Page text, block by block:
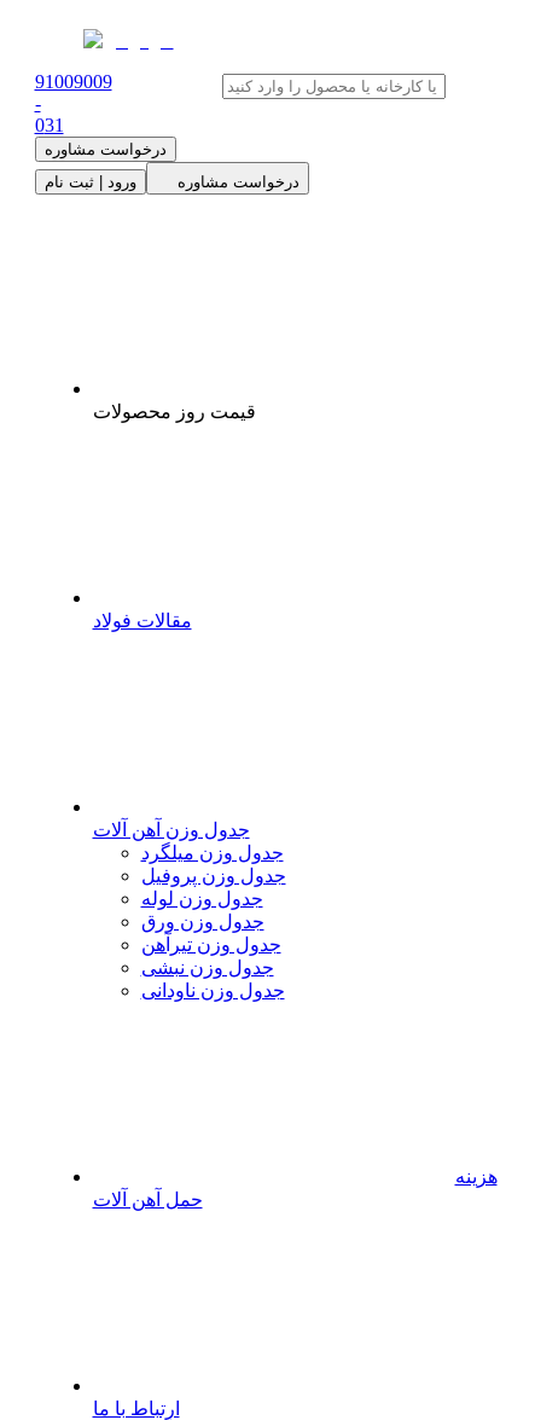
91009009
-
031
درخواست مشاوره
ورود | ثبت نام
درخواست مشاوره
قیمت روز محصولات
مقالات فولاد
جدول وزن آهن آلات
جدول وزن میلگرد
جدول وزن پروفیل
جدول وزن لوله
جدول وزن ورق
جدول وزن تیرآهن
جدول وزن نبشی
جدول وزن ناودانی
هزینه
حمل آهن آلات
ارتباط با ما